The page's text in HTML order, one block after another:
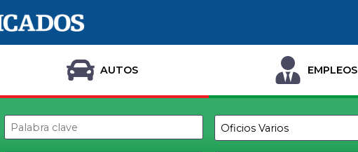
AUTOS EMPLEOS